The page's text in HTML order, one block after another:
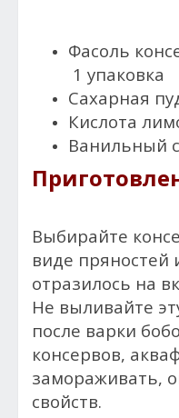
Фасоль
1 упаковка
Сахарная
Кислота
Ванильный
Выбирайте
виде пряностей
отразилось на
Не выливайте
после варки
консервов,
замораживать,
свойств.